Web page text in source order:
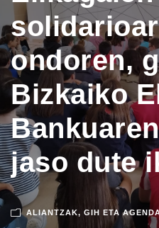
ondoren,
Bizkaiko
jaso dute
ALIANTZAK, GIH ETA